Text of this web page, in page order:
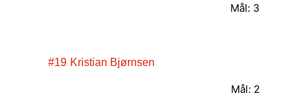
Mål: 3
#19 Kristian Bjørnsen
Mål: 2